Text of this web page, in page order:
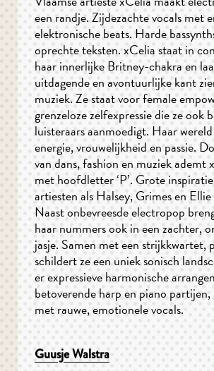
een randje. Zijdezachte vocals met
elektronische beats. Harde
oprechte teksten. xCelia staat in
haar innerlijke Britney-chakra en
uitdagende en avontuurlijke kant
muziek. Ze staat voor female
grenzeloze zelfexpressie die ze ook
luisteraars aanmoedigt. Haar
energie, vrouwelijkheid en passie.
van dans, fashion en muziek ademt
met hoofdletter ‘P’. Grote
artiesten als Halsey, Grimes en
Naast onbevreesde electropop
haar nummers ook in een zachter,
jasje. Samen met een strijkkwartet,
schildert ze een uniek sonisch
er expressieve harmonische
betoverende harp en piano
met rauwe, emotionele vocals.
Guusje Walstra